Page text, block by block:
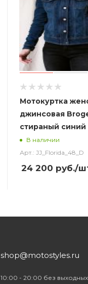
Мотокуртка
джинсовая
стираный синий
В наличии
Арт.: JJ_Florida_48_D
24 200 руб./
shop@motostyles.ru
10:00 - 20:00 без выходных